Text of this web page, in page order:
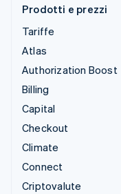
Prodotti e prezzi
Tariffe
Atlas
Authorization Boost
Billing
Capital
Checkout
Climate
Connect
Criptovalute